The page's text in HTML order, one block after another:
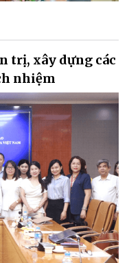
trị, xây dựng các
nhiệm